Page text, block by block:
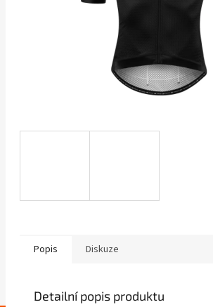
Popis Diskuze
Detailní popis produktu